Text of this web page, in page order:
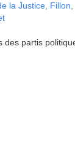
la Justice, Fillon,
des partis